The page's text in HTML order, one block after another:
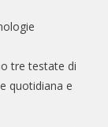
tre testate di
quotidiana e